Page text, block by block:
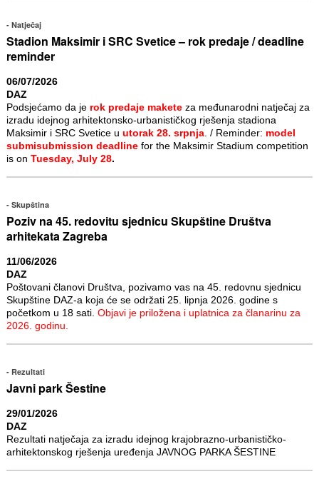
Natječaj
Stadion Maksimir i SRC Svetice – rok predaje / deadline
reminder
06/07/2026
DAZ
Podsjećamo da je rok predaje maketeza međunarodni natječaj za
izradu idejnog arhitektonsko-urbanističkog rješenja stadiona
Maksimir i SRC Svetice u utorak 28. srpnja. / Reminder: model
submisubmission deadlinefor the Maksimir Stadium competition
is on Tuesday, July 28.
Skupština
Poziv na 45. redovitu sjednicu Skupštine Društva
arhitekata Zagreba
11/06/2026
DAZ
Poštovani članovi Društva, pozivamo vas na 45. redovnu sjednicu
Skupštine DAZ-a koja će se održati 25. lipnja 2026. godine s
početkom u 18 sati. Objavi je priložena i uplatnica za članarinu za
2026. godinu.
Rezultati
Javni park Šestine
29/01/2026
DAZ
Rezultati natječaja za izradu idejnog krajobrazno-urbanističko-
arhitektonskog rješenja uređenja JAVNOG PARKA ŠESTINE